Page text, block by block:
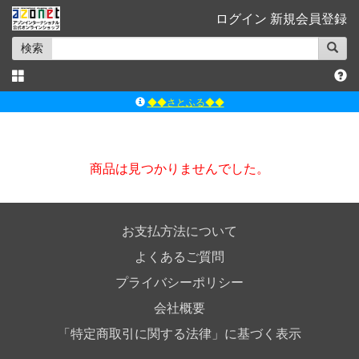
ログイン 新規会員登録
検索
◆◆さとふる◆◆
ｱｿﾞﾝｵﾝﾗｲﾝｼｮｯﾌﾟX
商品は見つかりませんでした。
お支払方法について
よくあるご質問
プライバシーポリシー
会社概要
「特定商取引に関する法律」に基づく表示